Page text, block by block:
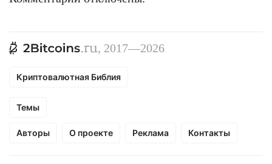
, 2017—2026
Криптовалютная Библия
Темы
Авторы О проекте Реклама Контакты